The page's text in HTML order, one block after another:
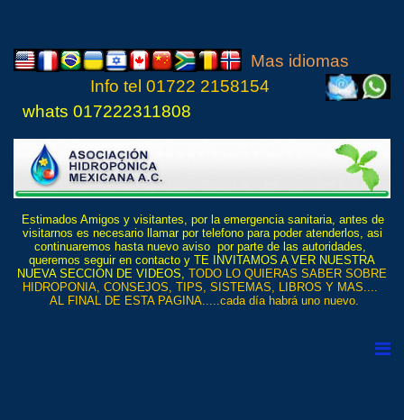
Mas idiomas
Info tel 01722 2158154
whats 017222311808
Estimados Amigos y visitantes, por la emergencia sanitaria, antes de
visitarnos es necesario llamar por telefono para poder atenderlos, asi
continuaremos hasta nuevo aviso por parte de las autoridades,
queremos seguir en contacto y TE INVITAMOS A VER NUESTRA
NUEVA SECCIÓN DE VIDEOS, TODO LO QUIERAS SABER SOBRE
HIDROPONIA, CONSEJOS, TIPS, SISTEMAS, LIBROS Y MAS....
AL FINAL DE ESTA PAGINA.....cada día habrá uno nuevo.